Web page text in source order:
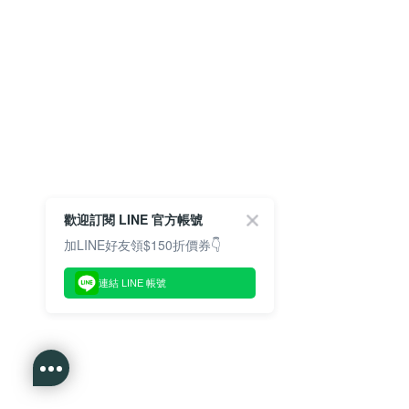
歡迎訂閱 LINE 官方帳號
加LINE好友領$150折價券👇
連結 LINE 帳號